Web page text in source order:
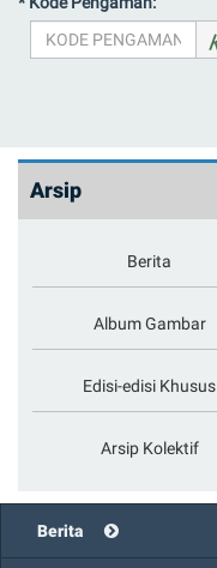
Arsip
Berita
Album Gambar
Edisi-edisi Khusus
Arsip Kolektif
Berita